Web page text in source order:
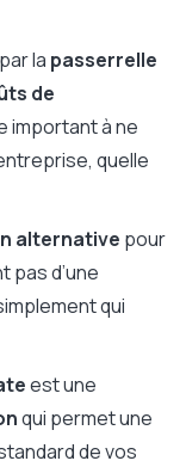
la passerrelle
de
important à ne
quelle
alternative pour
pas d’une
qui
est une
qui permet une
de vos